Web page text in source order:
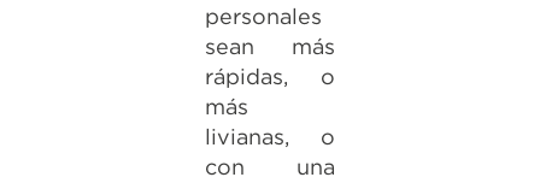
personales
sean más
rápidas, o
más
livianas, o
con una